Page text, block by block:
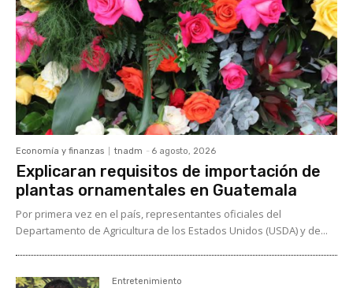
Economía y finanzas tnadm - 6 agosto, 2026
Explicaran requisitos de importación de
plantas ornamentales en Guatemala
Por primera vez en el país, representantes oficiales del
Departamento de Agricultura de los Estados Unidos (USDA) y de...
Entretenimiento